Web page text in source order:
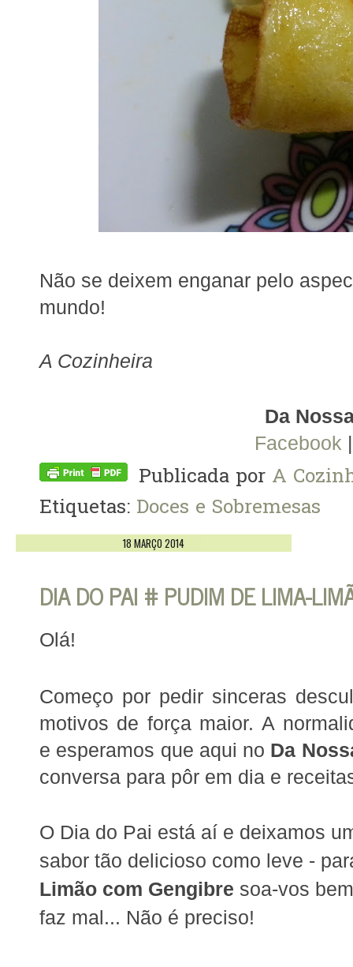
Não se deixem enganar pelo
mundo!
A Cozinheira
Da
Facebook
Publicada por A
Etiquetas: Doces e Sobremesas
18 MARÇO 2014
DIA DO PAI # PUDIM DE LIMA-
Olá!
Começo por pedir sinceras
motivos de força maior. A
e esperamos que aqui no Da
conversa para pôr em dia e
O Dia do Pai está aí e deixamos
sabor tão delicioso como leve -
Limão com Gengibre soa-vos
faz mal... Não é preciso!